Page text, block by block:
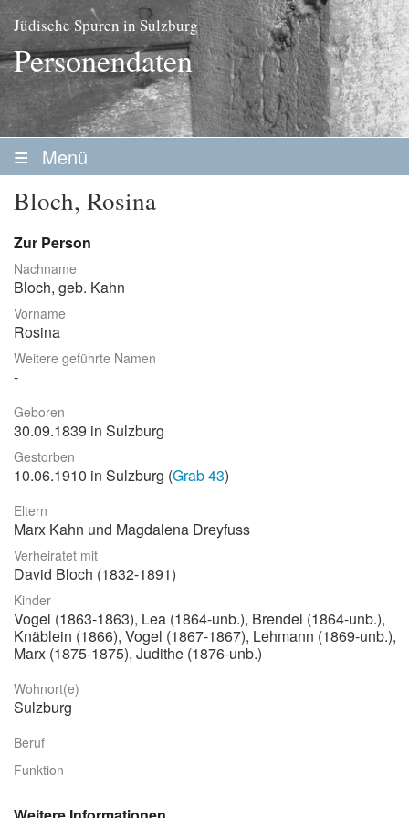
Jüdische Spuren in Sulzburg
Personendaten
Menü
Startseite
Personen
Personenliste
Familien
Vereine / Stiftungen
Stadtrundgang
Der Friedhof
Aktuelles
Suche
Bloch, Rosina
Zur Person
Nachname
Bloch, geb. Kahn
Vorname
Rosina
Weitere geführte Namen
Geboren
30.09.1839 in Sulzburg
Gestorben
10.06.1910 in Sulzburg (Grab 43)
Eltern
Marx Kahn und Magdalena Dreyfuss
Verheiratet mit
David Bloch (1832-1891)
Kinder
Vogel (1863-1863), Lea (1864-unb.), Brendel (1864-unb.),
Knäblein (1866), Vogel (1867-1867), Lehmann (1869-unb.),
Marx (1875-1875), Judithe (1876-unb.)
Wohnort(e)
Sulzburg
Beruf
Funktion